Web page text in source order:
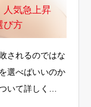
人気急上昇
び方
されるのではな
選べばいいのか
いて詳しく…